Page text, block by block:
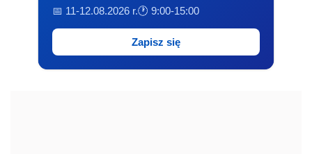
📅 11-12.08.2026 r.🕐 9:00-15:00
Zapisz się